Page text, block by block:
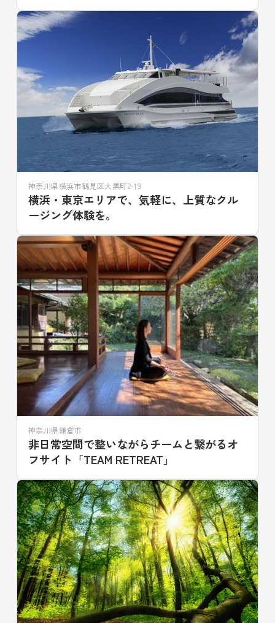
神奈川県横浜市鶴見区大黒町2-19
横浜・東京エリアで、気軽に、上質なクル
ージング体験を。
神奈川県鎌倉市
非日常空間で整いながらチームと繋がるオ
フサイト「TEAM RETREAT」